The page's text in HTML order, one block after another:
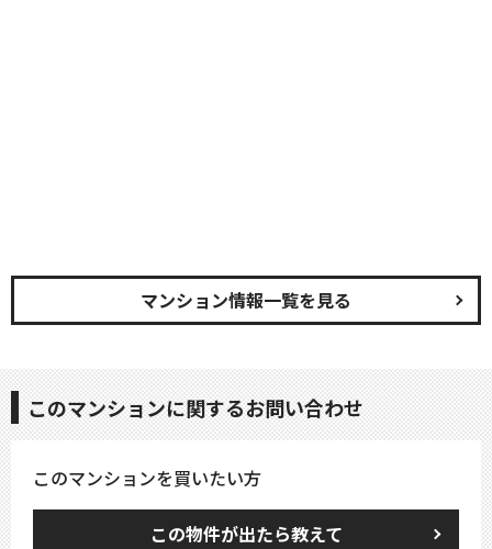
マンション情報一覧を見る
このマンションに関するお問い合わせ
このマンションを買いたい方
この物件が出たら教えて